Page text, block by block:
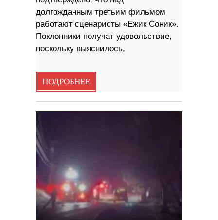
долгожданным третьим фильмом
работают сценаристы «Ежик Соник».
Поклонники получат удовольствие,
поскольку выяснилось,
ПОДРОБНЕЕ